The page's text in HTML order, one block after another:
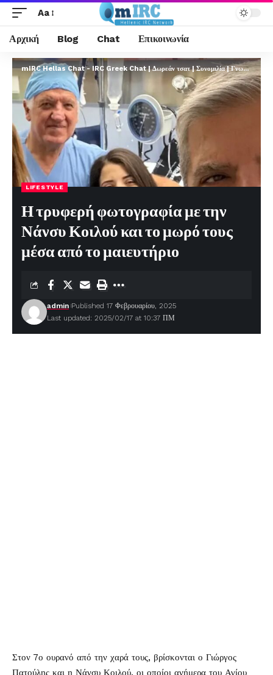
Aa
Αρχική Blog Chat Επικοινωνία
mIRC Hellas Chat - IRC Greek Chat | Δωρεάν τσατ | Συνομιλία | Γνωριμίες | FREE
LIFESTYLE
Η τρυφερή φωτογραφία με την
Νάνσυ Κοιλού και το μωρό τους
μέσα από το μαιευτήριο
Last updated: 2025/02/17 at 10:37 ΠΜ
admin Published 17 Φεβρουαρίου, 2025
Στον 7ο ουρανό από την χαρά τους, βρίσκονται ο Γιώργος
Πατούλης και η Νάνσυ Κοιλού, οι οποίοι ανήμερα του Αγίου